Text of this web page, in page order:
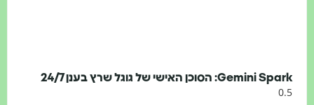
Gemini Spark: הסוכן האישי של גוגל שרץ בענן 24/7